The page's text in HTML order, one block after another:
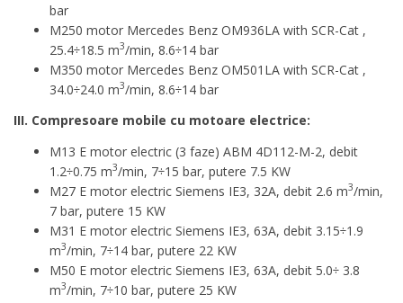
bar
M250 motor Mercedes Benz OM936LA with SCR-Cat ,
25.4÷18.5 m3/min, 8.6÷14 bar
M350 motor Mercedes Benz OM501LA with SCR-Cat ,
34.0÷24.0 m3/min, 8.6÷14 bar
III. Compresoare mobile cu motoare electrice:
M13 E motor electric (3 faze) ABM 4D112-M-2, debit
1.2÷0.75 m3/min, 7÷15 bar, putere 7.5 KW
M27 E motor electric Siemens IE3, 32A, debit 2.6 m3/min,
7 bar, putere 15 KW
M31 E motor electric Siemens IE3, 63A, debit 3.15÷1.9
m3/min, 7÷14 bar, putere 22 KW
M50 E motor electric Siemens IE3, 63A, debit 5.0÷ 3.8
m3/min, 7÷10 bar, putere 25 KW